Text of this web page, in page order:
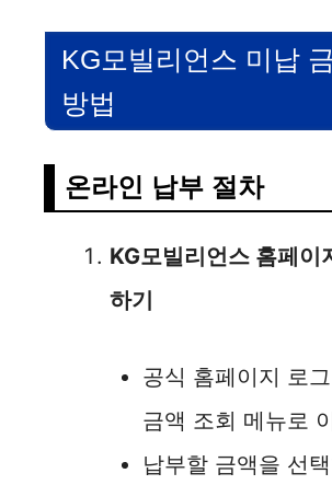
KG모빌리언스 미납
방법
온라인 납부 절차
KG모빌리언스 홈페이
하기
공식 홈페이지 로
금액 조회 메뉴로
납부할 금액을 선